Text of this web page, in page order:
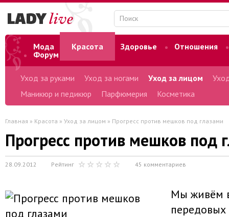
Мода Красота Здоровье
Отношения
Форум
Уход за руками Уход за ногами Уход за лицом
Маникюр и педикюр
Парфюмерия Косметика
Главная » Красота » Уход за лицом » Прогресс против мешков под глазами
Прогресс против мешков под
28.09.2012 Рейтинг 45 комментариев
Мы живём
передовых